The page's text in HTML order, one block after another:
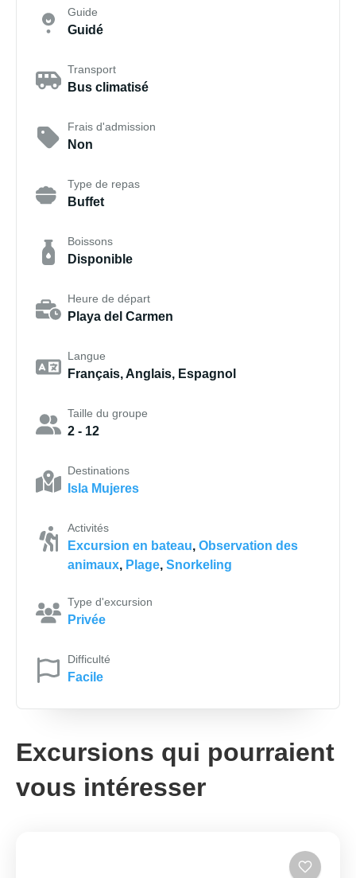
Guide
Guidé
Transport
Bus climatisé
Frais d'admission
Non
Type de repas
Buffet
Boissons
Disponible
Heure de départ
Playa del Carmen
Langue
Français, Anglais, Espagnol
Taille du groupe
2 - 12
Destinations
Isla Mujeres
Activités
Excursion en bateau, Observation des
animaux, Plage, Snorkeling
Type d'excursion
Privée
Difficulté
Facile
Excursions qui pourraient
vous intéresser